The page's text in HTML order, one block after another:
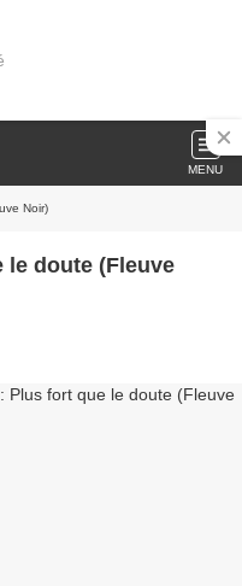
MENU
Noir)
le doute (Fleuve